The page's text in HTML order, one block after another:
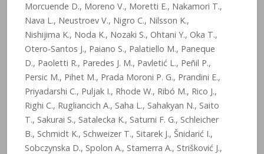
Morcuende D., Moreno V., Moretti E., Nakamori T.,
Nava L., Neustroev V., Nigro C., Nilsson K.,
Nishijima K., Noda K., Nozaki S., Ohtani Y., Oka T.,
Otero-Santos J., Paiano S., Palatiello M., Paneque
D., Paoletti R., Paredes J. M., Pavletić L., Peñil P.,
Persic M., Pihet M., Prada Moroni P. G., Prandini E.,
Priyadarshi C., Puljak I., Rhode W., Ribó M., Rico J.,
Righi C., Rugliancich A., Saha L., Sahakyan N., Saito
T., Sakurai S., Satalecka K., Saturni F. G., Schleicher
B., Schmidt K., Schweizer T., Sitarek J., Šnidarić I.,
Sobczynska D., Spolon A., Stamerra A., Strišković J.,